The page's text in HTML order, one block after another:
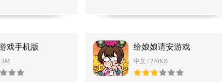
戏手机版 给娘娘请安游戏
中文 / 270KB